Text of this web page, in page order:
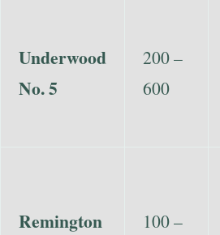
Underwood
No. 5
200 –
600
Remington
100 –